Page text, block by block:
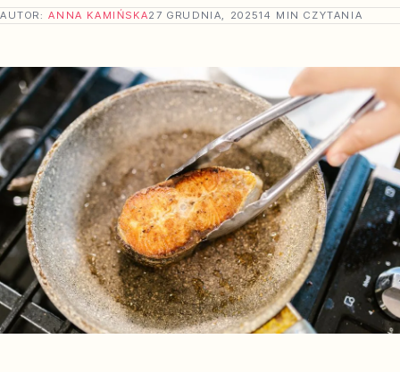
AUTOR:ANNA KAMIŃSKA27 GRUDNIA, 202514 MIN CZYTANIA